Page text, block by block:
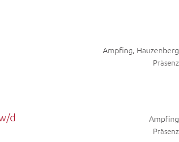
Ampfing, Hauzenberg
Präsenz
d Ampfing
Präsenz